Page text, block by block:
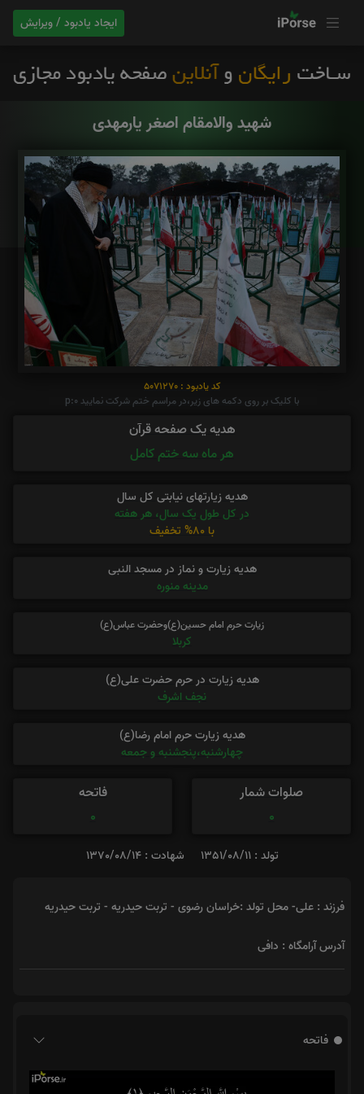
ایجاد یادبود / ویرایش
شهید والامقام اصغر یارمهدی
کد یادبود : 5071270
با کلیک بر روی دکمه های زیر،در مراسم ختم شرکت نمایید p:0
هدیه یک صفحه قرآن
هر ماه سه ختم کامل
هدیه زیارتهای نیابتی کل سال
در کل طول یک سال، هر هفته
با 80% تخفیف
هدیه زیارت و نماز در مسجد النبی
مدینه منوره
زیارت حرم امام حسین(ع)وحضرت عباس(ع)
کربلا
هدیه زیارت در حرم حضرت علی(ع)
نجف اشرف
هدیه زیارت حرم امام رضا(ع)
چهارشنبه،پنجشنبه و جمعه
صلوات شمار
0
فاتحه
0
تولد : 1351/08/11 شهادت : 1370/08/14
فرزند : علی- محل تولد :خراسان رضوی - تربت حیدریه - تربت حیدریه
آدرس آرامگاه : دافی
فاتحه